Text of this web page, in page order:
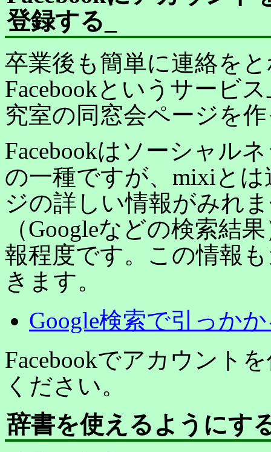
登録する
卒業後も簡単に連絡を
Facebookというサービ
究室の同窓会ページを
Facebookはソーシャル
の一種ですが、mixiと
ジの詳しい情報がみれ
（Googleなどの検索結
報程度です。この情報
きます。
Google検索で引っか
Facebookでアカウント
ください。
辞書を使えるようにす